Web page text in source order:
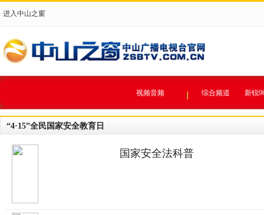
进入中山之窗
视频音频 综合频道 新锐
“4·15”全民国家安全教育日
国家安全法科普